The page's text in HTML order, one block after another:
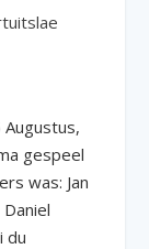
gespeel
was: Jan
du